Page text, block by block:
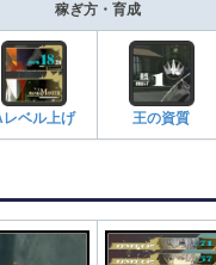
稼ぎ方・育成
レベル上げ 王の資質